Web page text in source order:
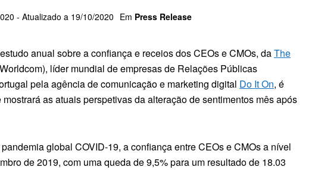
- Atualizado a 19/10/2020 Em Press Release
anual sobre a confiança e receios dos CEOs e CMOs, daThe
líder mundial de empresas de Relações Públicas
pela agência de comunicação e marketing digital Do It On, é
as atuais perspetivas da alteração de sentimentos mês após
global COVID-19, a confiança entre CEOs e CMOs a nível
de 2019, com uma queda de 9,5% para um resultado de 18.03